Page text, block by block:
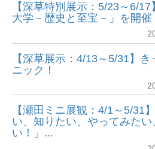
【深草特別展示：5/23～6/
大学－歴史と至宝－」を開催
【深草展示：4/13～5/31】
ニック！
【瀬田ミニ展観：4/1～5/31
い、知りたい、やってみたい
い！」...